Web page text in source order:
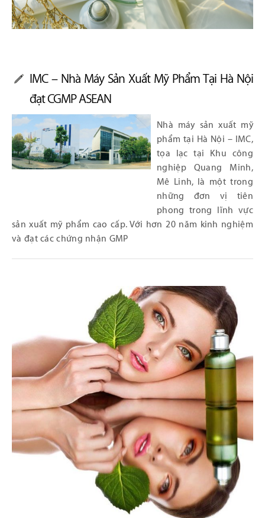
IMC – Nhà Máy Sản Xuất Mỹ Phẩm Tại Hà Nội
đạt CGMP ASEAN
Nhà máy sản xuất mỹ
phẩm tại Hà Nội – IMC,
tọa lạc tại Khu công
nghiệp Quang Minh,
Mê Linh, là một trong
những đơn vị tiên
phong trong lĩnh vực
sản xuất mỹ phẩm cao cấp. Với hơn 20 năm kinh nghiệm
và đạt các chứng nhận GMP